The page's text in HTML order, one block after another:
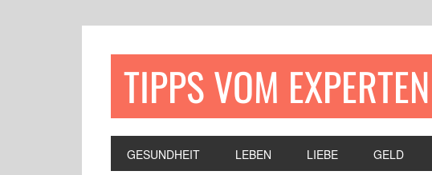
TIPPS VOM EXPERTEN
GESUNDHEIT LEBEN LIEBE GELD